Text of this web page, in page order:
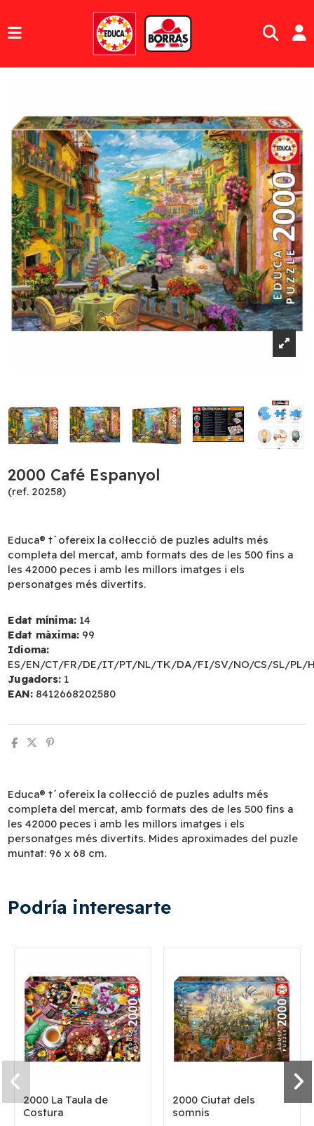
2000 Café Espanyol
(ref. 20258)
Educa® t´ofereix la col·lecció de puzles adults més
completa del mercat, amb formats des de les 500 fins a
les 42000 peces i amb les millors imatges i els
personatges més divertits.
Edat mínima: 14
Edat màxima: 99
Idioma:
ES/EN/CT/FR/DE/IT/PT/NL/TK/DA/FI/SV/NO/CS/SL/PL/
Jugadors: 1
EAN: 8412668202580
Educa® t´ofereix la col·lecció de puzles adults més
completa del mercat, amb formats des de les 500 fins a
les 42000 peces i amb les millors imatges i els
personatges més divertits. Mides aproximades del puzle
muntat: 96 x 68 cm.
Podría interesarte
2000 La Taula de
Costura
2000 Ciutat dels
somnis